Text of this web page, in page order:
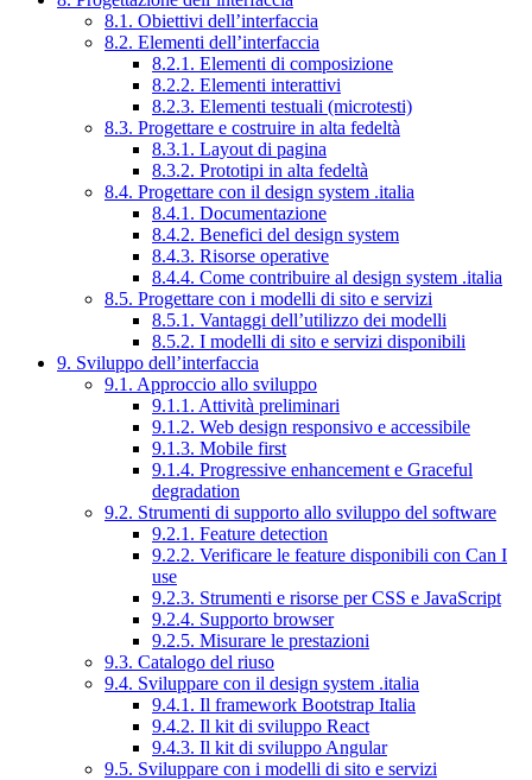
8.1. Obiettivi dell’interfaccia
8.2. Elementi dell’interfaccia
8.2.1. Elementi di composizione
8.2.2. Elementi interattivi
8.2.3. Elementi testuali (microtesti)
8.3. Progettare e costruire in alta fedeltà
8.3.1. Layout di pagina
8.3.2. Prototipi in alta fedeltà
8.4. Progettare con il design system .italia
8.4.1. Documentazione
8.4.2. Benefici del design system
8.4.3. Risorse operative
8.4.4. Come contribuire al design system .italia
8.5. Progettare con i modelli di sito e servizi
8.5.1. Vantaggi dell’utilizzo dei modelli
8.5.2. I modelli di sito e servizi disponibili
9. Sviluppo dell’interfaccia
9.1. Approccio allo sviluppo
9.1.1. Attività preliminari
9.1.2. Web design responsivo e accessibile
9.1.3. Mobile first
9.1.4. Progressive enhancement e Graceful
degradation
9.2. Strumenti di supporto allo sviluppo del software
9.2.1. Feature detection
9.2.2. Verificare le feature disponibili con Can I
use
9.2.3. Strumenti e risorse per CSS e JavaScript
9.2.4. Supporto browser
9.2.5. Misurare le prestazioni
9.3. Catalogo del riuso
9.4. Sviluppare con il design system .italia
9.4.1. Il framework Bootstrap Italia
9.4.2. Il kit di sviluppo React
9.4.3. Il kit di sviluppo Angular
9.5. Sviluppare con i modelli di sito e servizi